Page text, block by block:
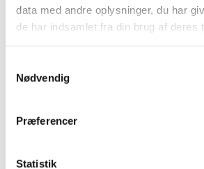
data med andre oplysninger, du har
de har indsamlet fra din brug af deres
Nødvendig
Præferencer
Statistik
|10. marts 2026|
Patienter, der anvender Vydura til akut
Høring: Fremtidig tilskudsstatus
med olopatadin + mometason,
Medicintilskudsnævnet i et revideret